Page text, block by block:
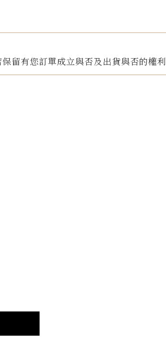
留有您訂單成立與否及出貨與否的權利